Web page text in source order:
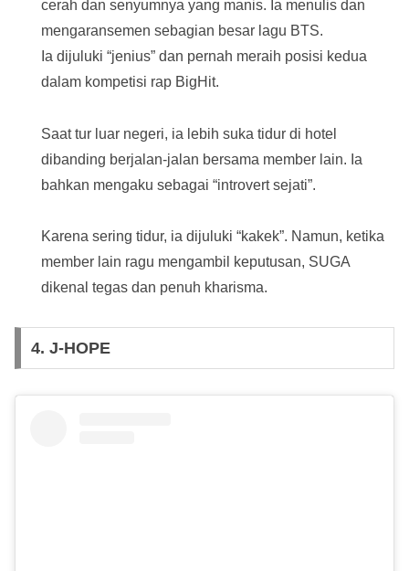
cerah dan senyumnya yang manis. Ia menulis dan
mengaransemen sebagian besar lagu BTS.
Ia dijuluki “jenius” dan pernah meraih posisi kedua
dalam kompetisi rap BigHit.
Saat tur luar negeri, ia lebih suka tidur di hotel
dibanding berjalan-jalan bersama member lain. Ia
bahkan mengaku sebagai “introvert sejati”.
Karena sering tidur, ia dijuluki “kakek”. Namun, ketika
member lain ragu mengambil keputusan, SUGA
dikenal tegas dan penuh kharisma.
4. J-HOPE